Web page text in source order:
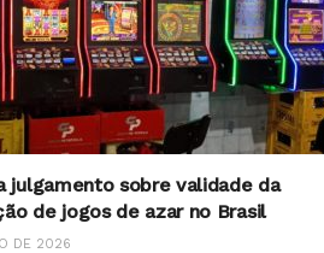
julgamento sobre validade da
de jogos de azar no Brasil
DE 2026